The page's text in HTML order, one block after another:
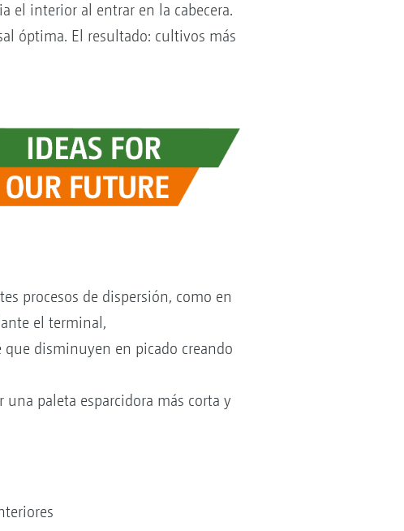
el interior al entrar en la cabecera.
óptima. El resultado: cultivos más
procesos de dispersión, como en
el terminal,
disminuyen en picado creando
paleta esparcidora más corta y